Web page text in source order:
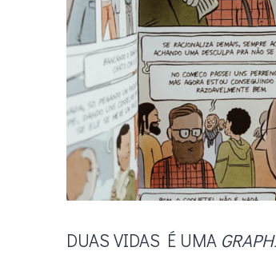
DUAS VIDAS É UMA